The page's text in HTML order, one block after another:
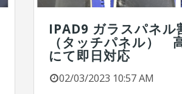
IPAD9 ガラスパネル
（タッチパネル）
にて即日対応
02/03/2023 10:57 AM